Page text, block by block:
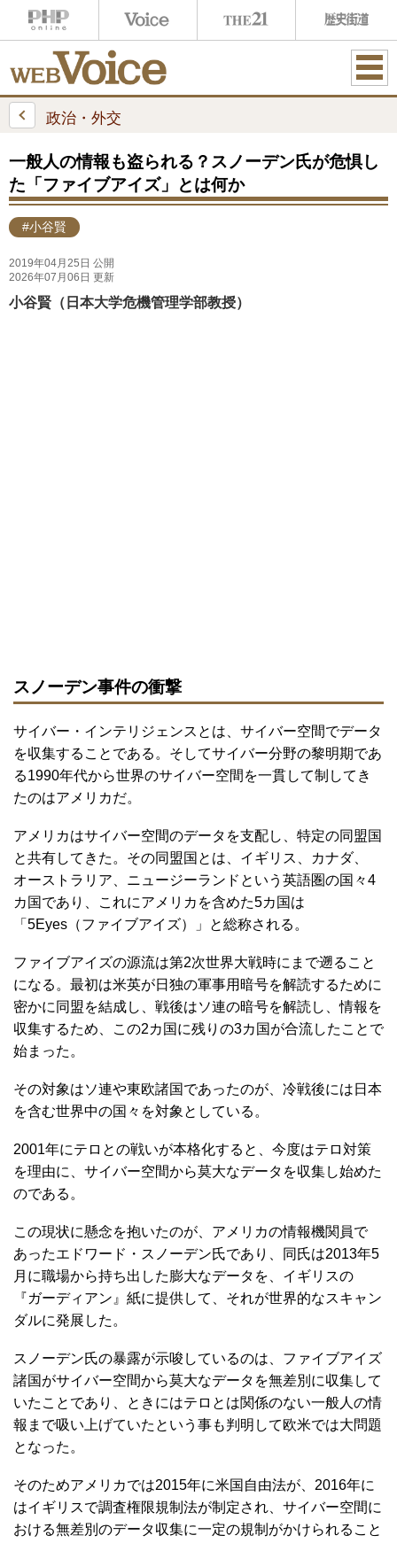
ME
政治・外交
一般人の情報も盗られる？スノーデン氏が危惧し
た「ファイブアイズ」とは何か
#小谷賢
2019年04月25日 公開
2026年07月06日 更新
小谷賢（日本大学危機管理学部教授）
スノーデン事件の衝撃
サイバー・インテリジェンスとは、サイバー空間でデータ
を収集することである。そしてサイバー分野の黎明期であ
る1990年代から世界のサイバー空間を一貫して制してき
たのはアメリカだ。
アメリカはサイバー空間のデータを支配し、特定の同盟国
と共有してきた。その同盟国とは、イギリス、カナダ、
オーストラリア、ニュージーランドという英語圏の国々4
カ国であり、これにアメリカを含めた5カ国は
「5Eyes（ファイブアイズ）」と総称される。
ファイブアイズの源流は第2次世界大戦時にまで遡ること
になる。最初は米英が日独の軍事用暗号を解読するために
密かに同盟を結成し、戦後はソ連の暗号を解読し、情報を
収集するため、この2カ国に残りの3カ国が合流したことで
始まった。
その対象はソ連や東欧諸国であったのが、冷戦後には日本
を含む世界中の国々を対象としている。
2001年にテロとの戦いが本格化すると、今度はテロ対策
を理由に、サイバー空間から莫大なデータを収集し始めた
のである。
この現状に懸念を抱いたのが、アメリカの情報機関員で
あったエドワード・スノーデン氏であり、同氏は2013年5
月に職場から持ち出した膨大なデータを、イギリスの
『ガーディアン』紙に提供して、それが世界的なスキャン
ダルに発展した。
スノーデン氏の暴露が示唆しているのは、ファイブアイズ
諸国がサイバー空間から莫大なデータを無差別に収集して
いたことであり、ときにはテロとは関係のない一般人の情
報まで吸い上げていたという事も判明して欧米では大問題
となった。
そのためアメリカでは2015年に米国自由法が、2016年に
はイギリスで調査権限規制法が制定され、サイバー空間に
おける無差別のデータ収集に一定の規制がかけられること